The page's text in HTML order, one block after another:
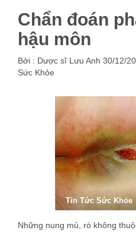
Chẩn đoán
hậu môn
Bởi : Dược sĩ Lưu Anh 30/12/
Sức Khỏe
Tin Tức Sức Khỏe
Những nung mủ, rò không